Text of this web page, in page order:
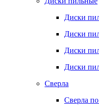
Диски
Диски
Диски
Диски
Сверла
Сверла